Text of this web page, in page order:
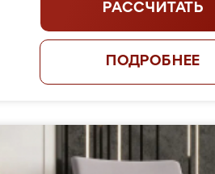
РАССЧИТАТЬ
ПОДРОБНЕЕ